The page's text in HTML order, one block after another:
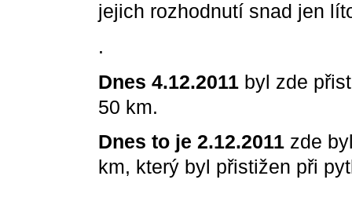
jejich rozhodnutí snad jen
.
Dnes 4.12.2011 byl zde
50 km.
Dnes to je 2.12.2011 zde
km, který byl přistižen při